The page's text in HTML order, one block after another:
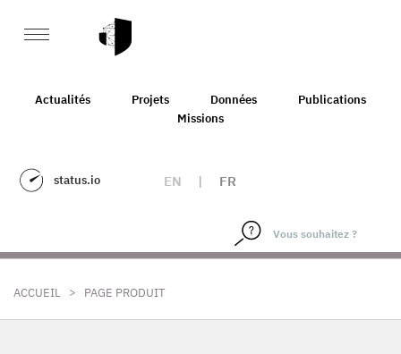
Actualités Projets Données
Publications
Missions
status.io EN | FR
ACCUEIL > PAGE PRODUIT